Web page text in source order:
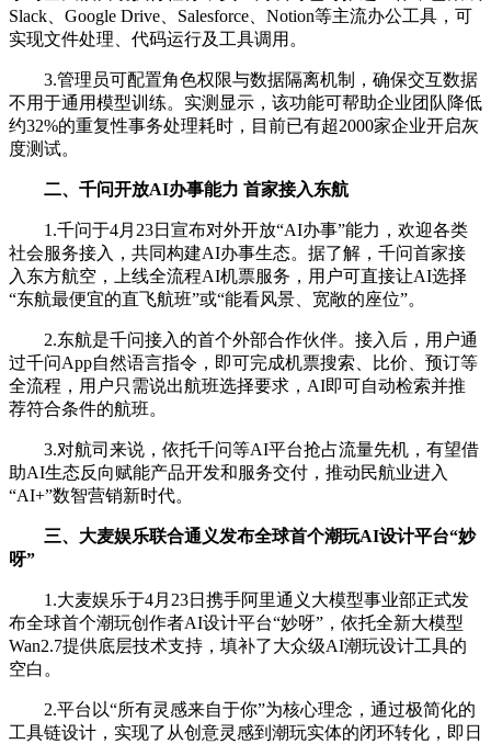
Slack、Google Drive、Salesforce、Notion等主流办公工具，可
实现文件处理、代码运行及工具调用。
3.管理员可配置角色权限与数据隔离机制，确保交互数据
不用于通用模型训练。实测显示，该功能可帮助企业团队降低
约32%的重复性事务处理耗时，目前已有超2000家企业开启灰
度测试。
二、千问开放AI办事能力 首家接入东航
1.千问于4月23日宣布对外开放“AI办事”能力，欢迎各类
社会服务接入，共同构建AI办事生态。据了解，千问首家接
入东方航空，上线全流程AI机票服务，用户可直接让AI选择
“东航最便宜的直飞航班”或“能看风景、宽敞的座位”。
2.东航是千问接入的首个外部合作伙伴。接入后，用户通
过千问App自然语言指令，即可完成机票搜索、比价、预订等
全流程，用户只需说出航班选择要求，AI即可自动检索并推
荐符合条件的航班。
3.对航司来说，依托千问等AI平台抢占流量先机，有望借
助AI生态反向赋能产品开发和服务交付，推动民航业进入
“AI+”数智营销新时代。
三、大麦娱乐联合通义发布全球首个潮玩AI设计平台“妙
呀”
1.大麦娱乐于4月23日携手阿里通义大模型事业部正式发
布全球首个潮玩创作者AI设计平台“妙呀”，依托全新大模型
Wan2.7提供底层技术支持，填补了大众级AI潮玩设计工具的
空白。
2.平台以“所有灵感来自于你”为核心理念，通过极简化的
工具链设计，实现了从创意灵感到潮玩实体的闭环转化，即日